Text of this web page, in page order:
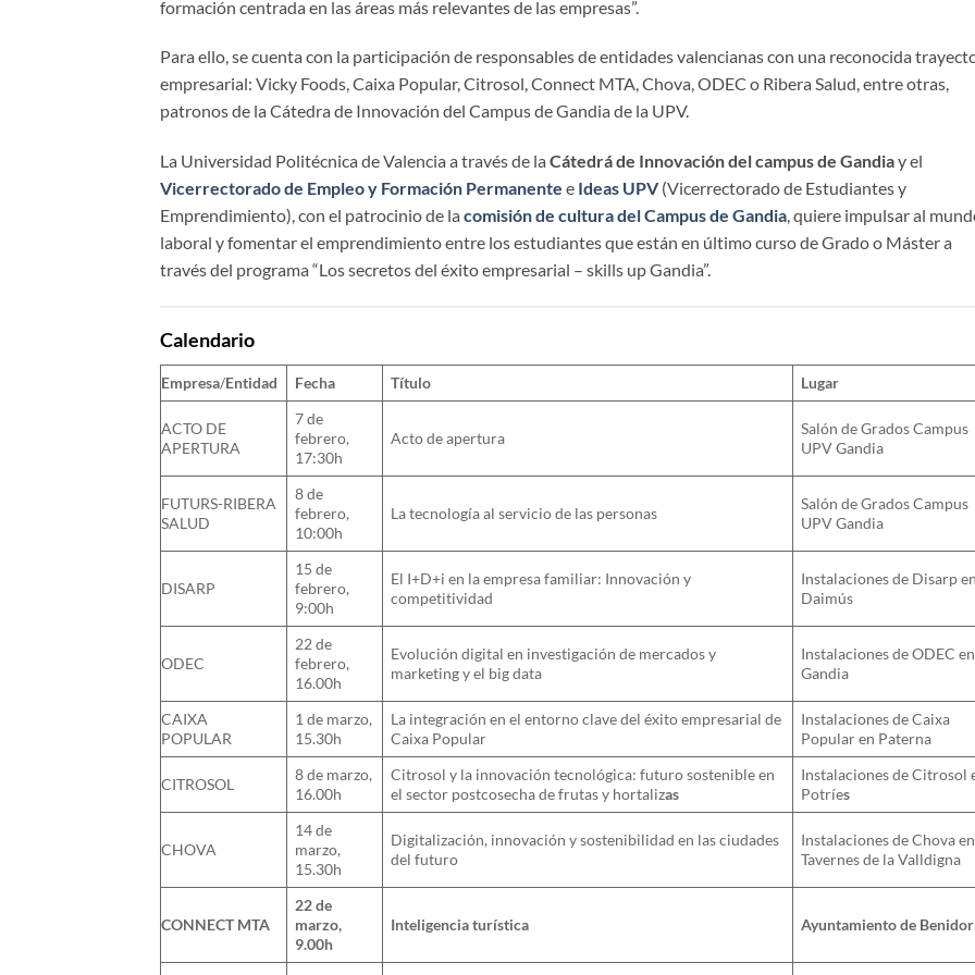
formación centrada en las áreas más relevantes de las empresas”.
Para ello, se cuenta con la participación de responsables de entidades valencianas con una reconocida
empresarial: Vicky Foods, Caixa Popular, Citrosol, Connect MTA, Chova, ODEC o Ribera Salud, entre otras,
patronos de la Cátedra de Innovación del Campus de Gandia de la UPV.
La Universidad Politécnica de Valencia a través de la Cátedrá de Innovación del campus de Gandiay el
Vicerrectorado de Empleo y Formación Permanente e Ideas UPV(Vicerrectorado de Estudiantes y
Emprendimiento), con el patrocinio de la comisión de cultura del Campus de Gandia, quiere impulsar al
laboral y fomentar el emprendimiento entre los estudiantes que están en último curso de Grado o Máster a
través del programa “Los secretos del éxito empresarial – skills up Gandia”.
Calendario
Empresa/Entidad Fecha Título Lugar
ACTO DE
APERTURA
7 de
febrero,
17:30h
Acto de apertura
Salón de Grados Campus
UPV Gandia
FUTURS-RIBERA
SALUD
8 de
febrero,
10:00h
La tecnología al servicio de las personas
Salón de Grados Campus
UPV Gandia
DISARP
15 de
febrero,
9:00h
El I+D+i en la empresa familiar: Innovación y
competitividad
Instalaciones de Disarp en
Daimús
ODEC
22 de
febrero,
16.00h
Evolución digital en investigación de mercados y
marketing y el big data
Instalaciones de ODEC en
Gandia
CAIXA
POPULAR
1 de marzo,
15.30h
La integración en el entorno clave del éxito empresarial de
Caixa Popular
Instalaciones de Caixa
Popular en Paterna
CITROSOL
8 de marzo,
16.00h
Citrosol y la innovación tecnológica: futuro sostenible en
el sector postcosecha de frutas y hortalizas
Instalaciones de Citrosol
Potríes
CHOVA
14 de
marzo,
15.30h
Digitalización, innovación y sostenibilidad en las ciudades
del futuro
Instalaciones de Chova en
Tavernes de la Valldigna
CONNECT MTA
22 de
marzo,
9.00h
Inteligencia turística Ayuntamiento de